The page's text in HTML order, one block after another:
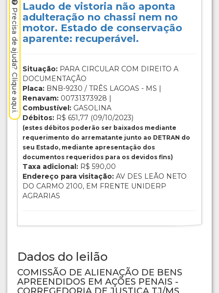
Laudo de vistoria não aponta
adulteração no chassi nem no
motor. Estado de conservação
aparente: recuperável.
Situação: PARA CIRCULAR COM DIREITO A
DOCUMENTAÇÃO
Placa: BNB-9230 / TRÊS LAGOAS - MS |
Renavam: 00731373928 |
Combustível: GASOLINA
Débitos: R$ 651,77 (09/10/2023)
(estes débitos poderão ser baixados mediante
requerimento do arrematante junto ao DETRAN do
seu Estado, mediante apresentação dos
documentos requeridos para os devidos fins)
Taxa adicional: R$ 590,00
Endereço para visitação: AV DES LEÃO NETO
DO CARMO 2100, EM FRENTE UNIDERP
AGRARIAS
Dados do leilão
COMISSÃO DE ALIENAÇÃO DE BENS
APREENDIDOS EM AÇÕES PENAIS -
Precisa de ajuda? Clique aqui.